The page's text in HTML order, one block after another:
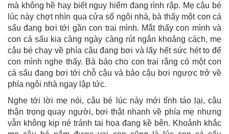
mà không hề hay biết nguy hiểm đang rình rập. Mẹ cậu bé
lúc này chợt nhìn qua cửa sổ ngôi nhà, bà thấy một con cá
sấu đang bơi tới gần con trai mình. Mắt thấy con mình và
con cá sấu kia càng ngày càng rút ngắn khoảng cách, mẹ
cậu bé chạy về phía cậu đang bơi và lấy hết sức hét to để
con mình nghe thấy. Bà báo cho con trai rằng có một con
cá sấu đang bơi tới chỗ cậu và bảo cậu bơi ngược trở về
phía ngôi nhà ngay lập tức.
Nghe tới lời mẹ nói, cậu bé lúc này mới tỉnh táo lại, cậu
thận trọng quay người, bơi thật nhanh về phía mẹ nhưng
vẫn không kịp né tránh tai họa đang kề bên. Khoảnh khắc